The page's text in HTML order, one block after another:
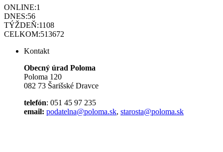
ONLINE:1
DNES:56
TÝŽDEŇ:1108
CELKOM:513672
Kontakt
Obecný úrad Poloma
Poloma 120
082 73 Šarišské Dravce
telefón: 051 45 97 235
email: podatelna@poloma.sk, starosta@poloma.sk